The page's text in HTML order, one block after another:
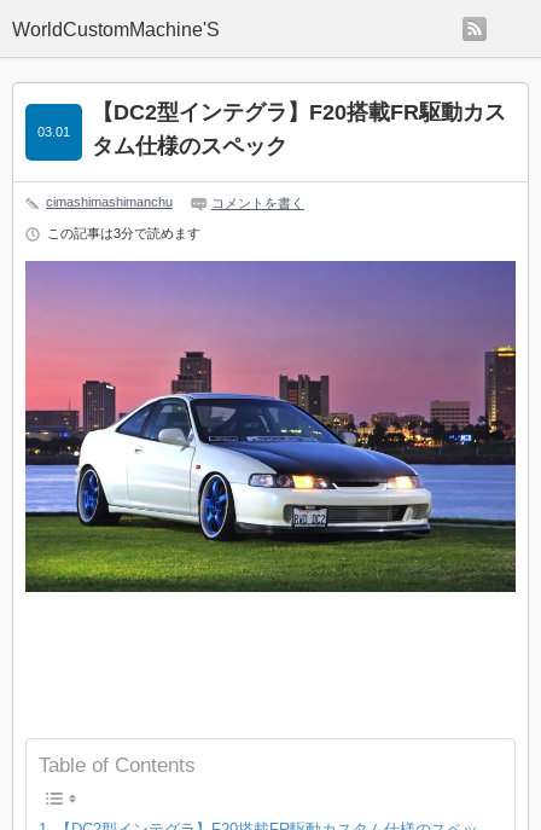
WorldCustomMachine'S
【DC2型インテグラ】F20搭載FR駆動カス
タム仕様のスペック
03.01
cimashimashimanchu コメントを書く
この記事は3分で読めます
Table of Contents